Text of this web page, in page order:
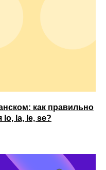
как правильно
la, le, se?
99